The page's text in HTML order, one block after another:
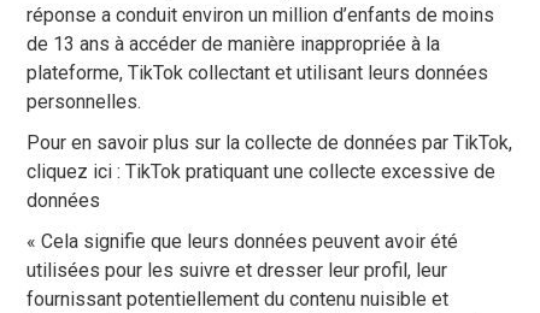
réponse a conduit environ un million d’enfants de moins
de 13 ans à accéder de manière inappropriée à la
plateforme, TikTok collectant et utilisant leurs données
personnelles.
Pour en savoir plus sur la collecte de données par TikTok,
cliquez ici : TikTok pratiquant une collecte excessive de
données
« Cela signifie que leurs données peuvent avoir été
utilisées pour les suivre et dresser leur profil, leur
fournissant potentiellement du contenu nuisible et